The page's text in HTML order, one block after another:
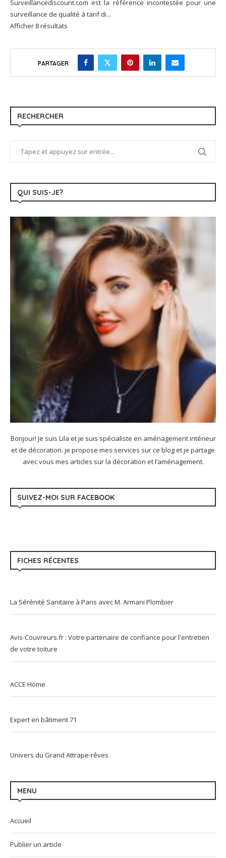
Surveillancediscount.com est la référence incontestée pour une
surveillance de qualité à tarif di...
Afficher 8 résultats
PARTAGER
RECHERCHER
QUI SUIS-JE?
Bonjour! Je suis Lila et je suis spécialiste en aménagement intérieur
et de décoration. je propose mes services sur ce blog et je partage
avec vous mes articles sur la décoration et l’aménagement.
SUIVEZ-MOI SUR FACEBOOK
FICHES RÉCENTES
La Sérénité Sanitaire à Paris avec M. Armani Plombier
Avis-Couvreurs.fr : Votre partenaire de confiance pour l'entretien
de votre toiture
ACCE Home
Expert en bâtiment 71
Univers du Grand Attrape-rêves
MENU
Accueil
Publier un article